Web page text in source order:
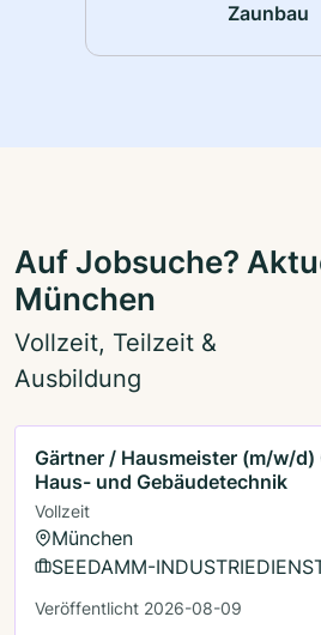
Zaunbau
Auf Jobsuche?
München
Vollzeit, Teilzeit &
Ausbildung
Gärtner / Hausmeister (m/w/
Haus- und Gebäudetechnik
Vollzeit
München
SEEDAMM-
Veröffentlicht 2026-08-09